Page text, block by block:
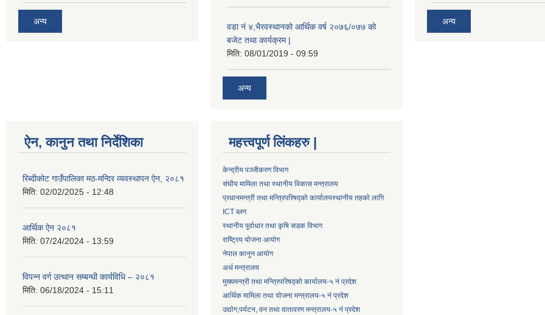
अन्य
वडा नं ४,भैरवस्थानको आर्थिक वर्ष २०७६/०७७ को
बजेट तथा कार्यक्रम |
मिति: 08/01/2019 - 09:59
अन्य
अन्य
ऐन, कानुन तथा निर्देशिका
रिब्दीकोट गाउँपालिका मठ-मन्दिर व्यवस्थापन ऐन, २०८१
मिति: 02/02/2025 - 12:48
आर्थिक ऐन २०८१
मिति: 07/24/2024 - 13:59
विपन्न वर्ग उत्थान सम्बन्धी कार्यविधि – २०८१
मिति: 06/18/2024 - 15:11
महत्त्वपूर्ण लिंकहरु |
केन्द्रीय पञ्जीकरण विभाग
संघीय मामिला तथा स्थानीय विकास मन्त्रालय
प्रधानमन्त्री तथा मन्त्रिपरिषद्को कार्यालयस्थानीय तहको लागि
ICT ब्लग
स्थानीय पूर्वाधार तथा कृषि सडक विभाग
राष्ट्रिय योजना आयोग
नेपाल कानुन आयोग
अर्थ मन्त्रालय
मुख्यमन्त्री तथा मन्त्रिपरिषद्को कार्यालय-५ नं प्रदेश
आर्थिक मामिला तथा योजना मन्त्रालय-५ नं प्रदेश
उद्याेग,पर्यटन, वन तथा वातावरण मन्त्रालय-५ नं प्रदेश